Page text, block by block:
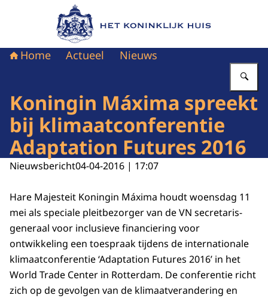
Naar de homepage van Het Koninklijk Huis
Home Actueel Nieuws
Koningin Máxima spreekt
bij klimaatconferentie
Adaptation Futures 2016
Nieuwsbericht04-04-2016 | 17:07
Hare Majesteit Koningin Máxima houdt woensdag 11
mei als speciale pleitbezorger van de VN secretaris-
generaal voor inclusieve financiering voor
ontwikkeling een toespraak tijdens de internationale
klimaatconferentie ‘Adaptation Futures 2016’ in het
World Trade Center in Rotterdam. De conferentie richt
zich op de gevolgen van de klimaatverandering en